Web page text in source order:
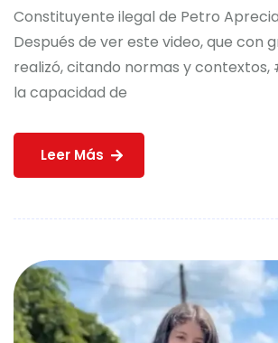
Constituyente ilegal de Petro
Después de ver este video, que con
realizó, citando normas y
la capacidad de
Leer Más